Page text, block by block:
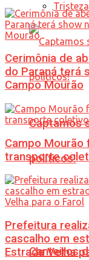
Captamos
políticos!
Canteiros
Cerimônia de
do Paraná terá
Campo Mourão
Campo
transporte
Prefeitura
cascalho em
Estrada Velha